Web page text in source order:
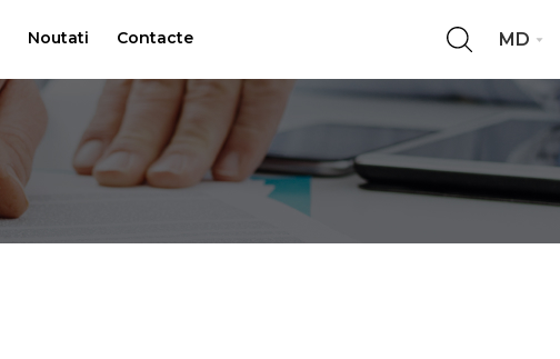
Noutati Contacte MD